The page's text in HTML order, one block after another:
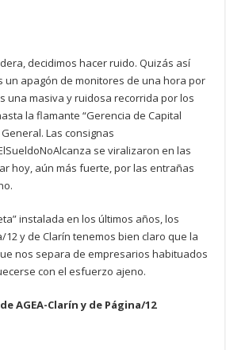
decidimos hacer ruido. Quizás así
un apagón de monitores de una hora por
una masiva y ruidosa recorrida por los
la flamante “Gerencia de Capital
Las consignas
se viralizaron en las
hoy, aún más fuerte, por las entrañas
instalada en los últimos años, los
y de Clarín tenemos bien claro que la
nos separa de empresarios habituados
con el esfuerzo ajeno.
AGEA-Clarín y de Página/12